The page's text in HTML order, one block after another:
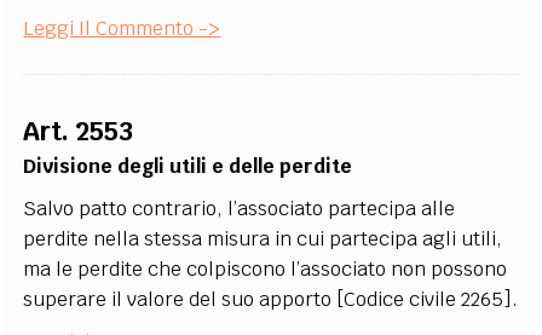
Leggi Il Commento ->
Art. 2553
Divisione degli utili e delle perdite
Salvo patto contrario, l’associato partecipa alle
perdite nella stessa misura in cui partecipa agli utili,
ma le perdite che colpiscono l’associato non possono
superare il valore del suo apporto [Codice civile 2265].